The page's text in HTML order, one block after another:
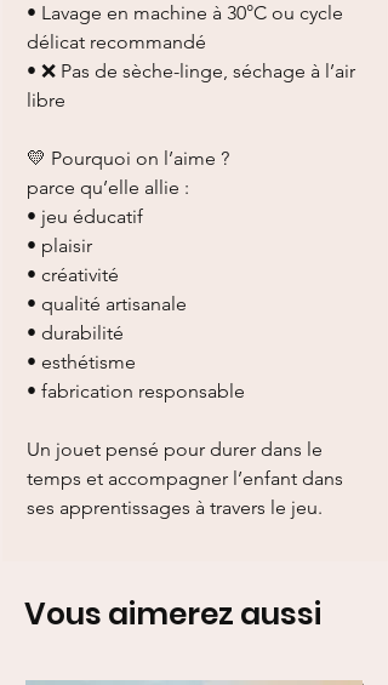
• Lavage en machine à 30°C ou cycle
délicat recommandé
• ❌ Pas de sèche-linge, séchage à l’air
libre
💛 Pourquoi on l’aime ?
parce qu’elle allie :
• jeu éducatif
• plaisir
• créativité
• qualité artisanale
• durabilité
• esthétisme
• fabrication responsable
Un jouet pensé pour durer dans le
temps et accompagner l’enfant dans
ses apprentissages à travers le jeu.
Vous aimerez aussi